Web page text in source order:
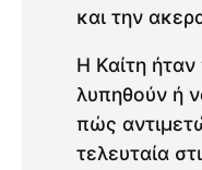
και την
Η Καίτη
λυπηθούν ή
πώς
τελευταία